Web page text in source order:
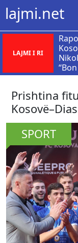
lajmi.net
LAJMI I RI
Prishtina
SPORT